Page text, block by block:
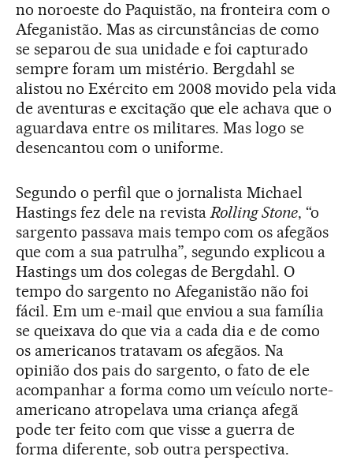
no noroeste do Paquistão, na fronteira com o
Afeganistão. Mas as circunstâncias de como
se separou de sua unidade e foi capturado
sempre foram um mistério. Bergdahl se
alistou no Exército em 2008 movido pela vida
de aventuras e excitação que ele achava que o
aguardava entre os militares. Mas logo se
desencantou com o uniforme.
Segundo o perfil que o jornalista Michael
Hastings fez dele na revistaRolling Stone, “o
sargento passava mais tempo com os afegãos
que com a sua patrulha”, segundo explicou a
Hastings um dos colegas de Bergdahl. O
tempo do sargento no Afeganistão não foi
fácil. Em um e-mail que enviou a sua família
se queixava do que via a cada dia e de como
os americanos tratavam os afegãos. Na
opinião dos pais do sargento, o fato de ele
acompanhar a forma como um veículo norte-
americano atropelava uma criança afegã
pode ter feito com que visse a guerra de
forma diferente, sob outra perspectiva.